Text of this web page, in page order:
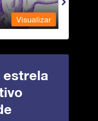
Visualizar
estrela